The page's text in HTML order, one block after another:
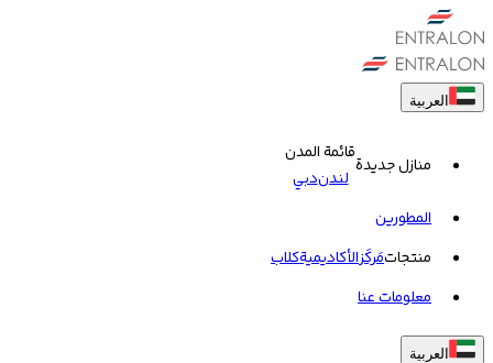
العربية
منازل جديدة
قائمة المدن
لندندبي
المطورين
منتجاتمَركَزالأكاديميةکلاب
معلومات عنا
العربية